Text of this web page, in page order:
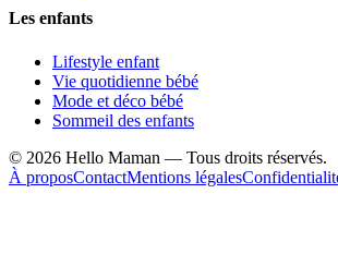
Les enfants
Lifestyle enfant
Vie quotidienne bébé
Mode et déco bébé
Sommeil des enfants
© 2026 Hello Maman — Tous droits réservés.
À proposContactMentions légales